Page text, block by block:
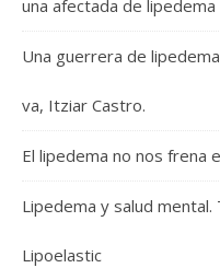
una afectada de lipedema
Una guerrera de
va, Itziar Castro.
El lipedema no nos frena
Lipedema y salud
Lipoelastic